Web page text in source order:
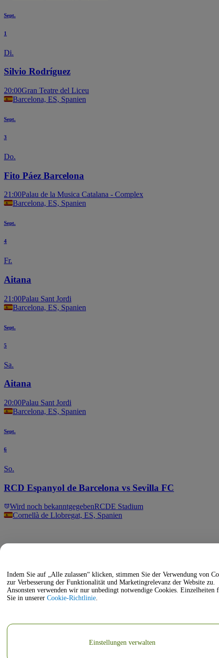
Sept.
1
Di.
Silvio Rodríguez
20:00Gran Teatre del Liceu
Barcelona, ES, Spanien
Sept.
3
Do.
Fito Páez Barcelona
21:00Palau de la Musica Catalana - Complex
Barcelona, ES, Spanien
Sept.
4
Fr.
Aitana
21:00Palau Sant Jordi
Barcelona, ES, Spanien
Sept.
5
Sa.
Aitana
20:00Palau Sant Jordi
Barcelona, ES, Spanien
Sept.
6
So.
RCD Espanyol de Barcelona vs Sevilla FC
Wird noch bekanntgegebenRCDE Stadium
Cornellà de Llobregat, ES, Spanien
Indem Sie auf „Alle zulassen“ klicken, stimmen Sie der Verwendung von
zur Verbesserung der Funktionalität und Marketingrelevanz der Website zu.
Ansonsten verwenden wir nur unbedingt notwendige Cookies. Einzelheiten
Sie in unserer Cookie-Richtlinie.
Einstellungen verwalten